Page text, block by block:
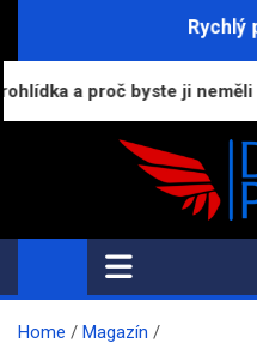
Rychlý
ji neměli odkládat
Digital-
Kvalitní informace pro
Home
Magazín